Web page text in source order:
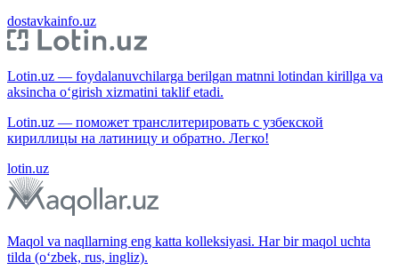
dostavkainfo.uz
Lotin.uz — foydalanuvchilarga berilgan matnni lotindan kirillga va
aksincha o‘girish xizmatini taklif etadi.
Lotin.uz — поможет транслитерировать с узбекской
кириллицы на латиницу и обратно. Легко!
lotin.uz
Maqol va naqllarning eng katta kolleksiyasi. Har bir maqol uchta
tilda (o‘zbek, rus, ingliz).